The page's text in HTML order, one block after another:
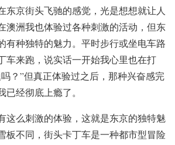
东京街头飞驰的感觉，光是想想就让人
澳洲我也体验过各种刺激的活动，但东
有种独特的魅力。平时步行或坐电车路
车来跑，说实话一开始我心里也在打
？”但真正体验过之后，那种兴奋感完
经彻底上瘾了。
这么刺激的体验，这就是东京的独特魅
板不同，街头卡丁车是一种都市型冒险